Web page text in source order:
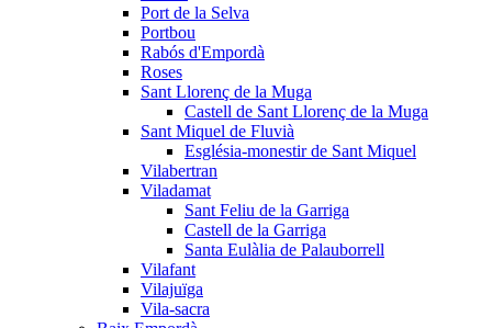
Port de la Selva
Portbou
Rabós d'Empordà
Roses
Sant Llorenç de la Muga
Castell de Sant Llorenç de la Muga
Sant Miquel de Fluvià
Església-monestir de Sant Miquel
Vilabertran
Viladamat
Sant Feliu de la Garriga
Castell de la Garriga
Santa Eulàlia de Palauborrell
Vilafant
Vilajuïga
Vila-sacra